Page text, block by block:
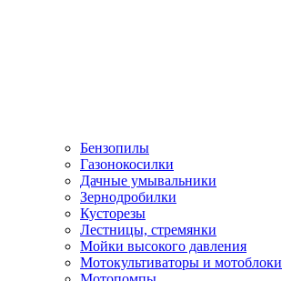
Бензопилы
Газонокосилки
Дачные умывальники
Зернодробилки
Кусторезы
Лестницы, стремянки
Мойки высокого давления
Мотокультиваторы и мотоблоки